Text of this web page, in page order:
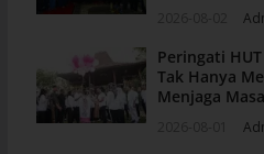
Peringati
Tak Hanya
Menjaga